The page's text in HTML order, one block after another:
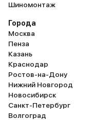
Шиномонтаж
Города
Москва
Пенза
Казань
Краснодар
Ростов-на-Дону
Нижний Новгород
Новосибирск
Санкт-Петербург
Волгоград